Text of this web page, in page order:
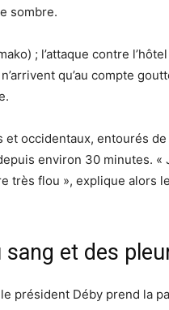
sombre.
; l’attaque contre
qu’au compte
et occidentaux, entourés
environ 30 minutes. «
très flou », explique alors
sang et des
président Déby prend la